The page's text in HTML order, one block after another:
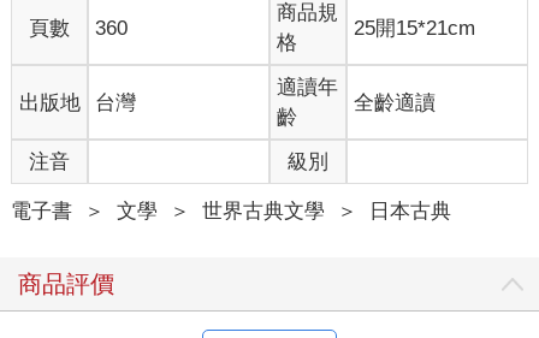
頁數 360
商品規
格
25開15*21cm
出版地 台灣
適讀年
齡
全齡適讀
注音 級別
電子書 ＞ 文學 ＞ 世界古典文學 ＞ 日本古典
商品評價